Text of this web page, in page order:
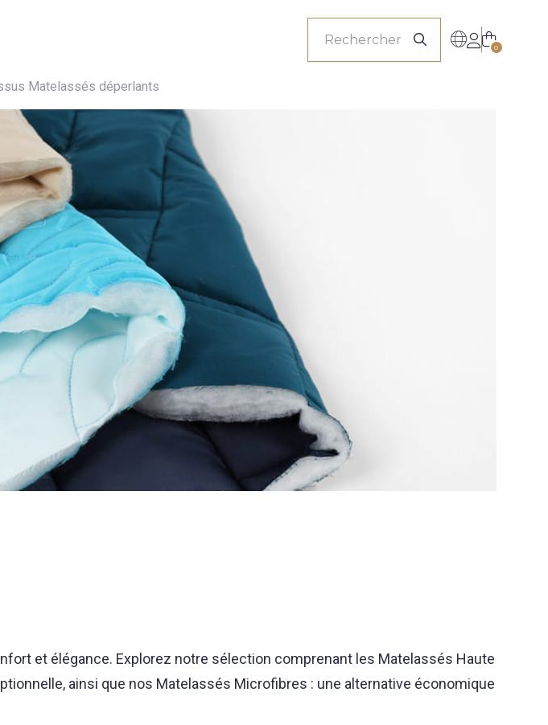
0
Matelassés déperlants
et élégance. Explorez notre sélection comprenant les Matelassés Haute
ainsi que nos Matelassés Microfibres : une alternative économique